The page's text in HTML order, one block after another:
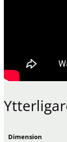
Dimension